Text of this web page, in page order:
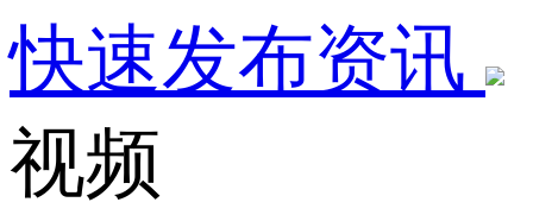
快速发布资讯
视频